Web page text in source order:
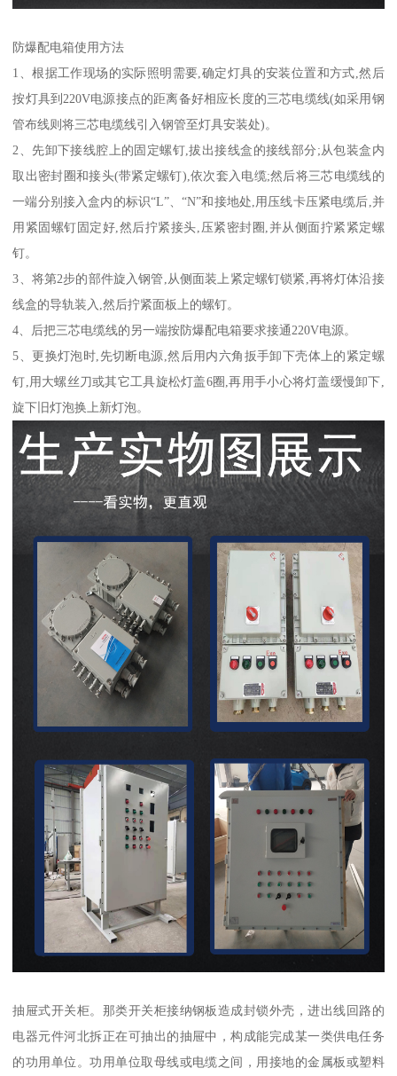
防爆配电箱使用方法
1、根据工作现场的实际照明需要,确定灯具的安装位置和方式,然后
按灯具到220V电源接点的距离备好相应长度的三芯电缆线(如采用钢
管布线则将三芯电缆线引入钢管至灯具安装处)。
2、先卸下接线腔上的固定螺钉,拔出接线盒的接线部分;从包装盒内
取出密封圈和接头(带紧定螺钉),依次套入电缆;然后将三芯电缆线的
一端分别接入盒内的标识“L”、“N”和接地处,用压线卡压紧电缆后,并
用紧固螺钉固定好,然后拧紧接头,压紧密封圈,并从侧面拧紧紧定螺
钉。
3、将第2步的部件旋入钢管,从侧面装上紧定螺钉锁紧,再将灯体沿接
线盒的导轨装入,然后拧紧面板上的螺钉。
4、后把三芯电缆线的另一端按防爆配电箱要求接通220V电源。
5、更换灯泡时,先切断电源,然后用内六角扳手卸下壳体上的紧定螺
钉,用大螺丝刀或其它工具旋松灯盖6圈,再用手小心将灯盖缓慢卸下,
旋下旧灯泡换上新灯泡。
抽屉式开关柜。那类开关柜接纳钢板造成封锁外壳，进出线回路的
电器元件河北拆正在可抽出的抽屉中，构成能完成某一类供电任务
的功用单位。功用单位取母线或电缆之间，用接地的金属板或塑料